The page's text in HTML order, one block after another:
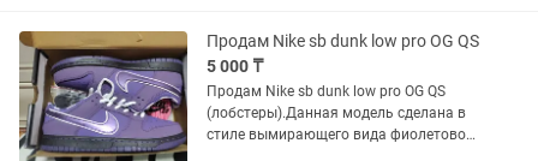
Продам Nike sb dunk low pro OG QS
5 000 ₸
Продам Nike sb dunk low pro OG QS
(лобстеры).Данная модель сделана в
стиле вымирающего вида фиолетового